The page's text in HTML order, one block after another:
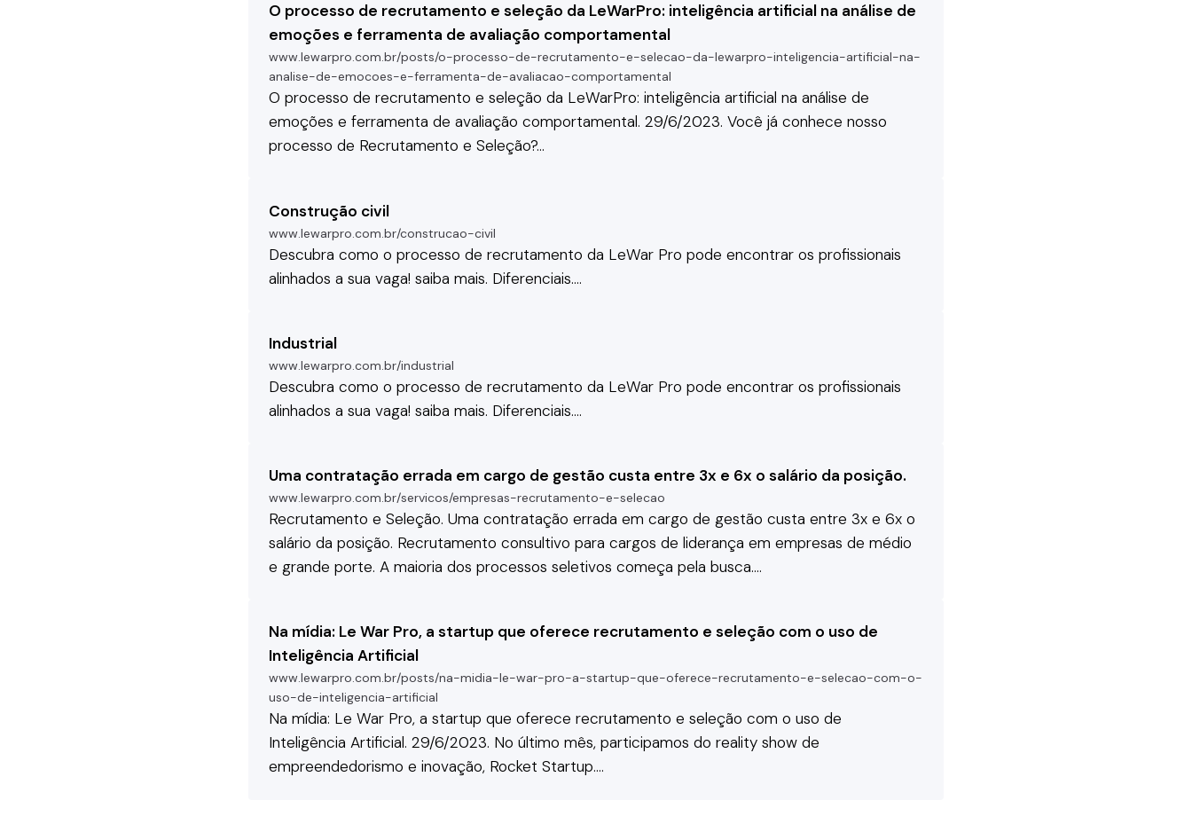
O processo de recrutamento e seleção da LeWarPro: inteligência artificial na análise de
emoções e ferramenta de avaliação comportamental
www.lewarpro.com.br/posts/o-processo-de-recrutamento-e-selecao-da-lewarpro-inteligencia-artificial-na-
analise-de-emocoes-e-ferramenta-de-avaliacao-comportamental
O processo derecrutamento e seleção da LeWarPro: inteligência artificial na análise de
emoções e ferramenta de avaliação comportamental. 29/6/2023. Você já conhece nosso
processo de Recrutamento e Seleção?…
Construção civil
www.lewarpro.com.br/construcao-civil
Descubra como o processo derecrutamento da LeWar Pro pode encontrar os profissionais
alinhados a sua vaga! saiba mais. Diferenciais.…
Industrial
www.lewarpro.com.br/industrial
Descubra como o processo derecrutamento da LeWar Pro pode encontrar os profissionais
alinhados a sua vaga! saiba mais. Diferenciais.…
Uma contratação errada em cargo de gestão custa entre 3x e 6x o salário da posição.
www.lewarpro.com.br/servicos/empresas-recrutamento-e-selecao
Recrutamento e Seleção. Uma contratação errada em cargo de gestão custa entre 3x e 6x o
salário da posição. Recrutamento consultivo para cargos de liderança em empresas de médio
e grande porte. A maioria dos processos seletivos começa pela busca.…
Na mídia: Le War Pro, a startup que oferece recrutamento e seleção com o uso de
Inteligência Artificial
www.lewarpro.com.br/posts/na-midia-le-war-pro-a-startup-que-oferece-recrutamento-e-selecao-com-o-
uso-de-inteligencia-artificial
Na mídia: Le War Pro, a startup que oferecerecrutamento e seleção com o uso de
Inteligência Artificial. 29/6/2023. No último mês, participamos do reality show de
empreendedorismo e inovação, Rocket Startup.…